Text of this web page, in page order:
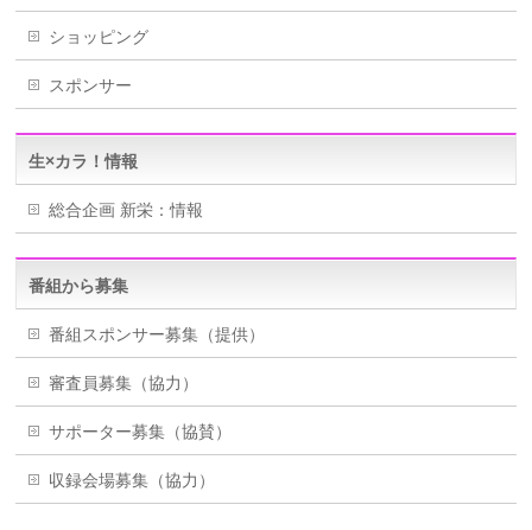
ショッピング
スポンサー
生×カラ！情報
総合企画 新栄：情報
番組から募集
番組スポンサー募集（提供）
審査員募集（協力）
サポーター募集（協賛）
収録会場募集（協力）